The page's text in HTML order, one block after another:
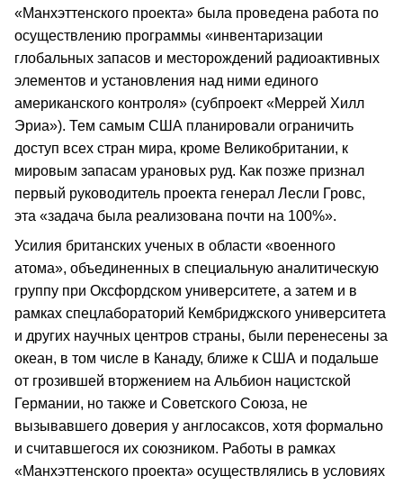
«Манхэттенского проекта» была проведена работа по
осуществлению программы «инвентаризации
глобальных запасов и месторождений радиоактивных
элементов и установления над ними единого
американского контроля» (субпроект «Меррей Хилл
Эриа»). Тем самым США планировали ограничить
доступ всех стран мира, кроме Великобритании, к
мировым запасам урановых руд. Как позже признал
первый руководитель проекта генерал Лесли Гровс,
эта «задача была реализована почти на 100%».
Усилия британских ученых в области «военного
атома», объединенных в специальную аналитическую
группу при Оксфордском университете, а затем и в
рамках спецлабораторий Кембриджского университета
и других научных центров страны, были перенесены за
океан, в том числе в Канаду, ближе к США и подальше
от грозившей вторжением на Альбион нацистской
Германии, но также и Советского Союза, не
вызывавшего доверия у англосаксов, хотя формально
и считавшегося их союзником. Работы в рамках
«Манхэттенского проекта» осуществлялись в условиях